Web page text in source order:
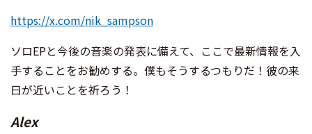
https://x.com/nik_sampson
ソロEPと今後の音楽の発表に備えて、ここで最新情報を入
手することをお勧めする。僕もそうするつもりだ！彼の来
日が近いことを祈ろう！
Alex